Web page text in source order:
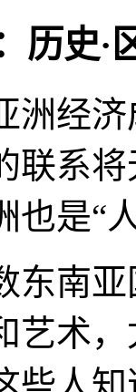
历史·
洲经
联系
也是“
东南
艺术